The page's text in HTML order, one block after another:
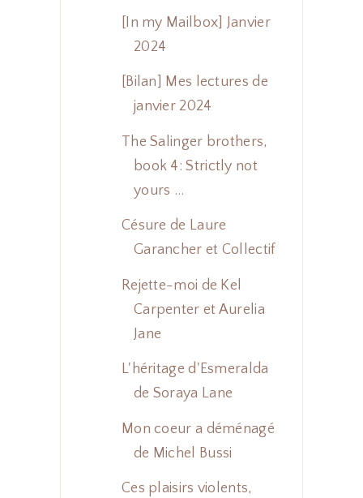
[In my Mailbox] Janvier
2024
[Bilan] Mes lectures de
janvier 2024
The Salinger brothers,
book 4: Strictly not
yours ...
Césure de Laure
Garancher et Collectif
Rejette-moi de Kel
Carpenter et Aurelia
Jane
L'héritage d'Esmeralda
de Soraya Lane
Mon coeur a déménagé
de Michel Bussi
Ces plaisirs violents,